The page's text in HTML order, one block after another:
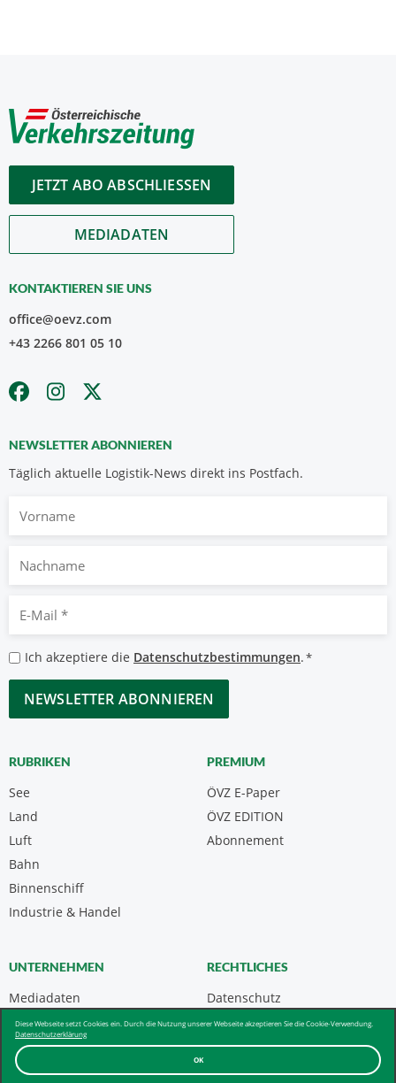
OK
Diese Webseite setzt Cookies ein. Durch die Nutzung unserer Webseite akzeptieren Sie die Cookie-Verwendung.
Datenschutzerklärung
JETZT ABO ABSCHLIESSEN
MEDIADATEN
KONTAKTIEREN SIE UNS
office@oevz.com
+43 2266 801 05 10
NEWSLETTER ABONNIEREN
Täglich aktuelle Logistik-News direkt ins Postfach.
Nachname
Mail
*
Datenschutzbestimmungen
*
Ich akzeptiere die Datenschutzbestimmungen.*
CAPTCHA
RUBRIKEN
See
Land
Luft
Bahn
Binnenschiff
Industrie & Handel
PREMIUM
ÖVZ E-Paper
Abonnement
ÖVZ EDITION
UNTERNEHMEN
Mediadaten
Kontakt
Über uns & AGB
RECHTLICHES
Datenschutz
Impressum